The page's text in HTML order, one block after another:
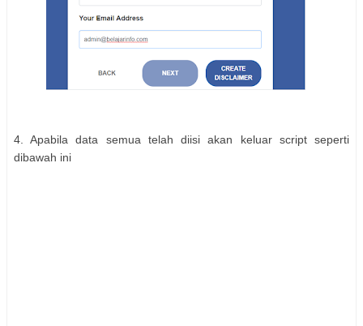
4. Apabila data semua telah diisi akan keluar script seperti
dibawah ini